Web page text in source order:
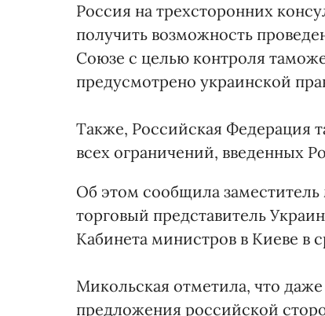
Россия на трехсторонних
получить возможность
Союзе с целью контроля
предусмотрено украинской
Также, Российская Федерация
всех ограничений, введенных
Об этом сообщила
торговый представитель
Кабинета министров в Киеве в
Микольская отметила, что
предложения российской